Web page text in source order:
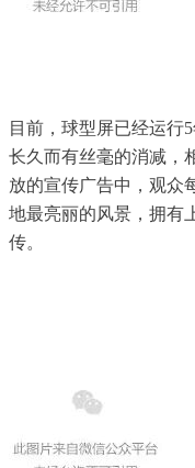
目前，球型屏已经运行5
长久而有丝毫的消减，
放的宣传广告中，观众
地最亮丽的风景，拥有
传。